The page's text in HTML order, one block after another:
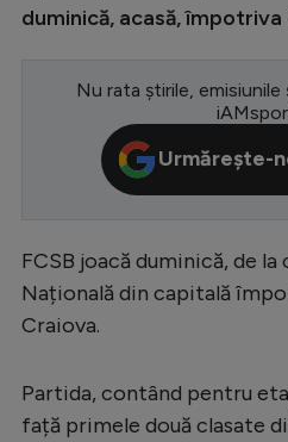
Europa League
Conference
CM 2026
Ligue 1
duminică, acasă,
Nu rata știrile, emisiunile
Urmărește-
FCSB joacă duminică, de la
Națională din capitală
Craiova.
Partida, contând pentru
față primele două clasate